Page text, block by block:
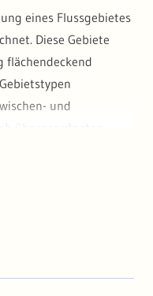
eines Flussgebietes
Diese Gebiete
flächendeckend
und
übergeordneten
aggregiert. Die